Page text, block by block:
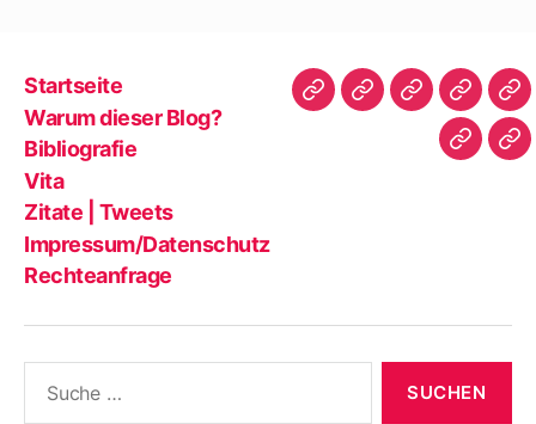
Startseite
Warum dieser Blog?
Bibliografie
Vita
Zitate | Tweets
Impressum/Datenschutz
Rechteanfrage
Startseite
WarumBibliografie
Vita
|
nach: